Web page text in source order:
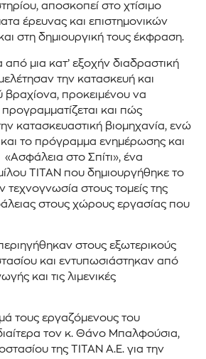
αποσκοπεί στο χτίσιμο
έρευνας και επιστημονικών
στη δημιουργική τους έκφραση.
μια κατ’ εξοχήν διαδραστική
την κατασκευή και
βραχίονα, προκειμένου να
και πώς
κατασκευαστική βιομηχανία, ενώ
το πρόγραμμα ενημέρωσης και
στο Σπίτι», ένα
ΤΙΤΑΝ που δημιουργήθηκε το
τεχνογνωσία στους τομείς της
στους χώρους εργασίας που
στους εξωτερικούς
και εντυπωσιάστηκαν από
και τις λιμενικές
τους εργαζόμενους του
τον κ. Θάνο Μπαλφούσια,
της ΤΙΤΑΝ Α.Ε. για την